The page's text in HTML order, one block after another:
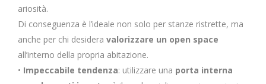
ariosità.
Di conseguenza è l’ideale non solo per stanze ristrette, ma
anche per chi desidera valorizzare un open space
all’interno della propria abitazione.
• Impeccabile tendenza: utilizzare una porta interna